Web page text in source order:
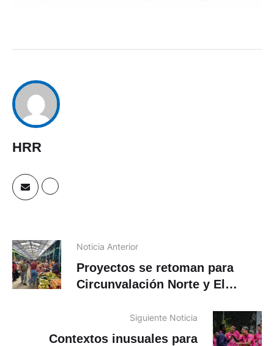
HRR
Noticia Anterior
Proyectos se retoman para
Circunvalación Norte y El
Siguiente Noticia
Contextos inusuales para